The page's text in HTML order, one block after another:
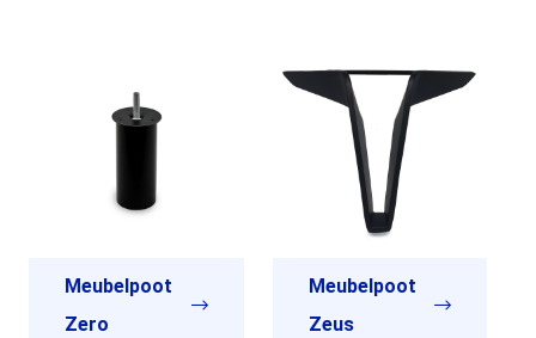
Meubelpoot
Zero
Meubelpoot
Zeus